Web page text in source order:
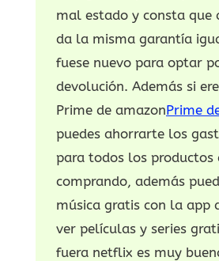
mal estado y consta que
da la misma garantía
fuese nuevo para optar
devolución. Además si
Prime de amazonPrime
puedes ahorrarte los
para todos los productos
comprando, además
música gratis con la app
ver películas y series
fuera netflix es muy